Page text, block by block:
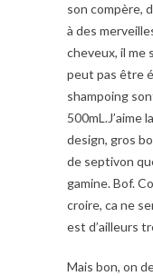
son compère,
à des
cheveux, il me
peut pas être
shampoing
500mL.J’aime
design, gros
de septivon
gamine. Bof.
croire, ca ne
est d’ailleurs
Mais bon, on